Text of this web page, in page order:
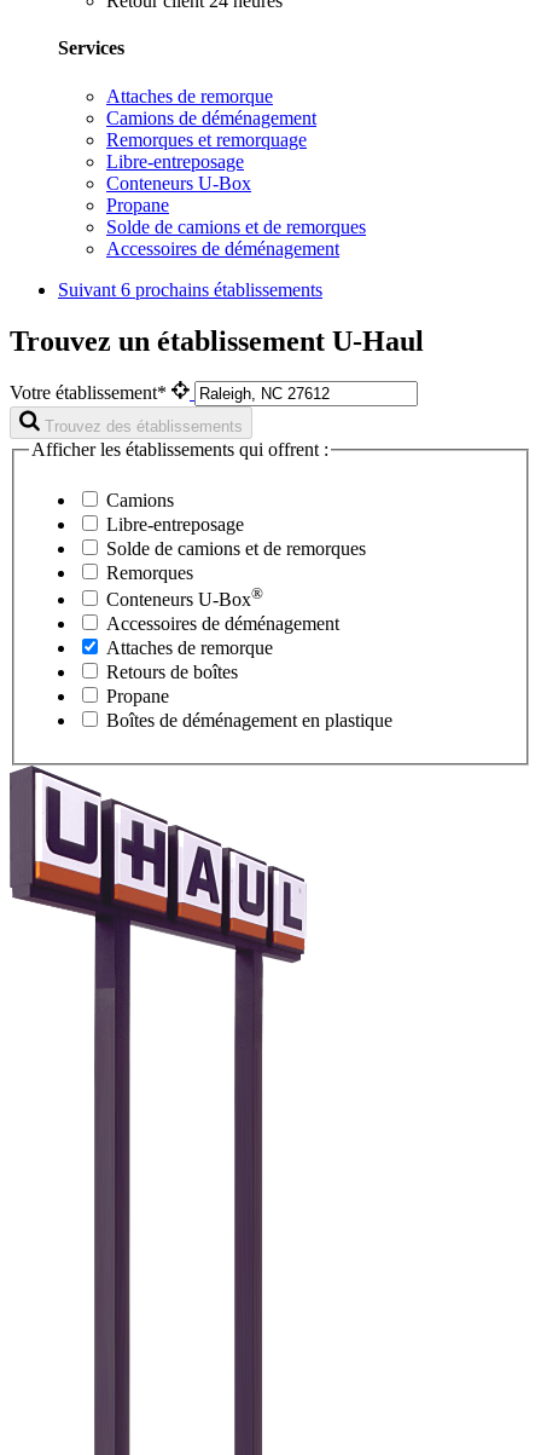
Services
Attaches de remorque
Camions de déménagement
Remorques et remorquage
Libre-entreposage
Conteneurs U-Box
Propane
Solde de camions et de remorques
Accessoires de déménagement
Suivant 6 prochains établissements
Trouvez un établissement U-Haul
Votre établissement*
Trouvez des établissements
Afficher les établissements qui offrent :
Camions
Libre-entreposage
Solde de camions et de remorques
Remorques
Conteneurs U-Box®
Accessoires de déménagement
Attaches de remorque
Retours de boîtes
Propane
Boîtes de déménagement en plastique